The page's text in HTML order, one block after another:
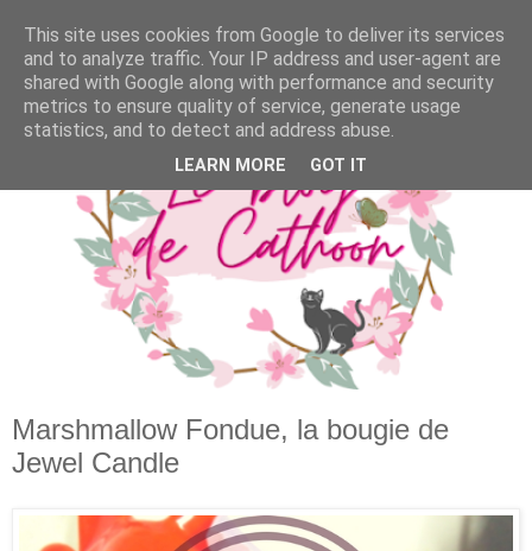
Marshmallow Fondue, la bougie de
Jewel Candle
This site uses cookies from Google to deliver its services
and to analyze traffic. Your IP address and user-agent are
shared with Google along with performance and security
metrics to ensure quality of service, generate usage
statistics, and to detect and address abuse.
LEARN MORE GOT IT